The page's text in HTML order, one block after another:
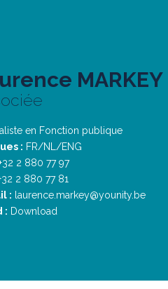
MARKEY
en Fonction publique
: FR/NL/ENG
2 880 77 97
2 880 77 81
: laurence.markey@younity.be
: Download